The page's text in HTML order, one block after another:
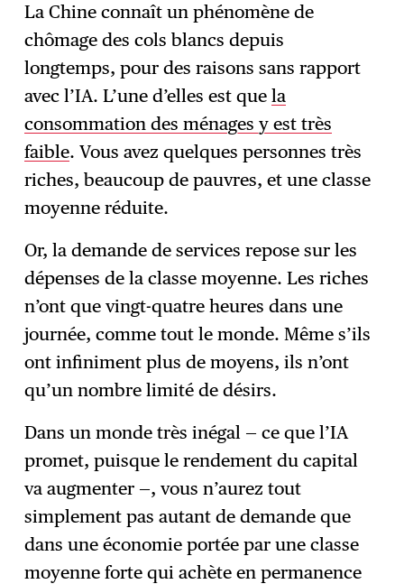
La Chine connaît un phénomène de
chômage des cols blancs depuis
longtemps, pour des raisons sans rapport
avec l’IA. L’une d’elles est quela
consommation des ménages y est très
faible. Vous avez quelques personnes très
riches, beaucoup de pauvres, et une classe
moyenne réduite.
Or, la demande de services repose sur les
dépenses de la classe moyenne. Les riches
n’ont que vingt-quatre heures dans une
journée, comme tout le monde. Même s’ils
ont infiniment plus de moyens, ils n’ont
qu’un nombre limité de désirs.
Dans un monde très inégal — ce que l’IA
promet, puisque le rendement du capital
va augmenter —, vous n’aurez tout
simplement pas autant de demande que
dans une économie portée par une classe
moyenne forte qui achète en permanence